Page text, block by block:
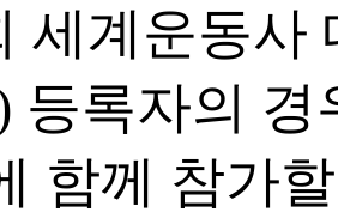
세계운동사
등록자의
함께 참가